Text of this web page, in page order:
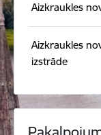
Aizkraukles
Aizkraukles
izstrāde